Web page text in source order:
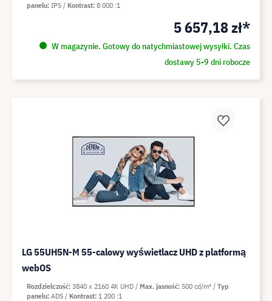
5 657,18 zł*
W magazynie. Gotowy do natychmiastowej wysyłki. Czas
dostawy 5-9 dni robocze
panelu IPS Kontrast 8 000 :1
LG 55UH5N-M 55-calowy wyświetlacz UHD z platformą
webOS
Rozdzielczość 3840 x 2160 4K UHD Max. jasność 500 cd/m²
Typ
panelu ADS Kontrast 1 200 :1